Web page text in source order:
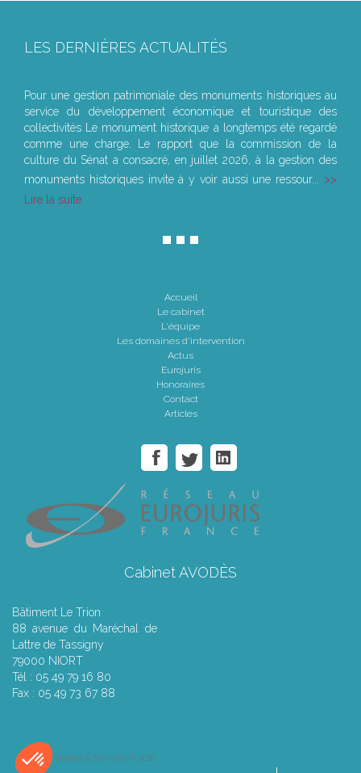
LES DERNIÈRES ACTUALITÉS
Pour une gestion patrimoniale des monuments historiques au
service du développement économique et touristique des
collectivités Le monument historique a longtemps été regardé
comme une charge. Le rapport que la commission de la
culture du Sénat a consacré, en juillet 2026, à la gestion des
monuments historiques invite à y voir aussi une ressour...
Lire la suite
Accueil
Le cabinet
L'équipe
Les domaines d'intervention
Actus
Eurojuris
Honoraires
Contact
Articles
Cabinet AVODÈS
Bâtiment Le Trion
88 avenue du Maréchal de
Lattre de Tassigny
79000 NIORT
Tél : 05 49 79 16 80
Fax : 05 49 73 67 88
Septeo Digital & Services © 2016